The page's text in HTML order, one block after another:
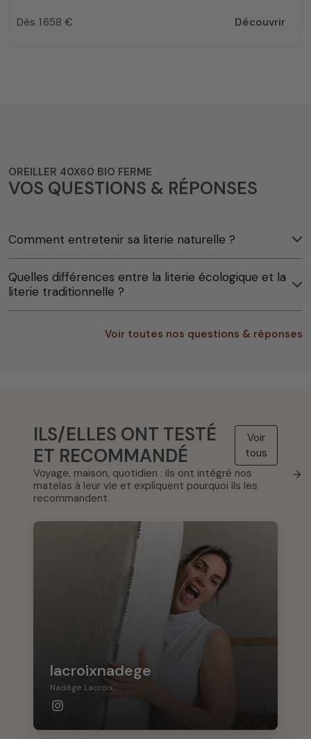
Prix
Dès 1 658 € Découvrir
OREILLER 40X60 BIO FERME
VOS QUESTIONS & RÉPONSES
Comment entretenir sa literie naturelle ?
Quelles différences entre la literie écologique et la
literie traditionnelle ?
Voir toutes nos questions & réponses
ILS/ELLES ONT TESTÉ
ET RECOMMANDÉ
Voir
tous
→
Voyage, maison, quotidien : ils ont intégré nos
matelas à leur vie et expliquent pourquoi ils les
recommandent.
lacroixnadege
Nadège Lacroix